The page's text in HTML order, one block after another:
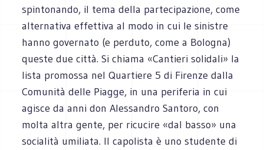
spintonando, il tema della partecipazione, come
alternativa effettiva al modo in cui le sinistre
hanno governato (e perduto, come a Bologna)
queste due città. Si chiama «Cantieri solidali» la
lista promossa nel Quartiere 5 di Firenze dalla
Comunità delle Piagge, in una periferia in cui
agisce da anni don Alessandro Santoro, con
molta altra gente, per ricucire «dal basso» una
socialità umiliata. Il capolista è uno studente di